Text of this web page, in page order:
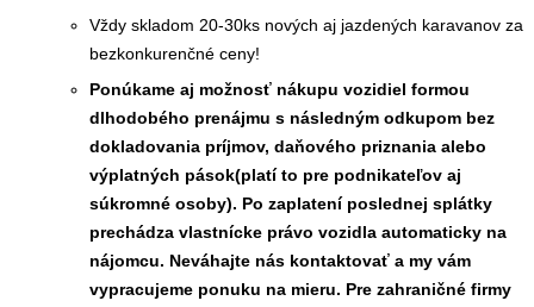
Vždy skladom 20-30ks nových aj jazdených karavanov za
bezkonkurenčné ceny!
Ponúkame aj možnosť nákupu vozidiel formou
dlhodobého prenájmu s následným odkupom bez
dokladovania príjmov, daňového priznania alebo
výplatných pások(platí to pre podnikateľov aj
súkromné osoby). Po zaplatení poslednej splátky
prechádza vlastnícke právo vozidla automaticky na
nájomcu. Neváhajte nás kontaktovať a my vám
vypracujeme ponuku na mieru. Pre zahraničné firmy